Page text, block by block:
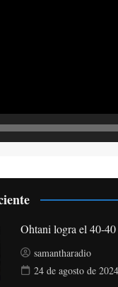
Ohtani logra el 40-
samantharadio
24 de agosto de 2024